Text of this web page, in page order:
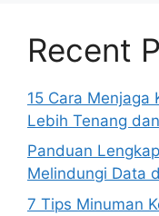
Recent
15 Cara Menjaga
Lebih Tenang
Panduan
Melindungi Data
7 Tips Minuman